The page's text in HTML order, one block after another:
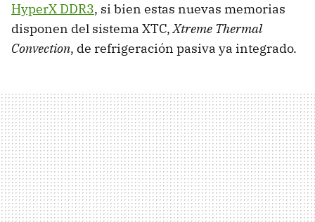
HyperX DDR3, si bien estas nuevas memorias
disponen del sistema XTC,Xtreme Thermal
Convection, de refrigeración pasiva ya integrado.